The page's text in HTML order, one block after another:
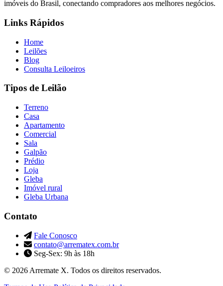
imóveis do Brasil, conectando compradores aos melhores negócios.
Links Rápidos
Home
Leilões
Blog
Consulta Leiloeiros
Tipos de Leilão
Terreno
Casa
Apartamento
Comercial
Sala
Galpão
Prédio
Loja
Gleba
Imóvel rural
Gleba Urbana
Contato
Fale Conosco
contato@arrematex.com.br
Seg-Sex: 9h às 18h
© 2026 Arremate X. Todos os direitos reservados.